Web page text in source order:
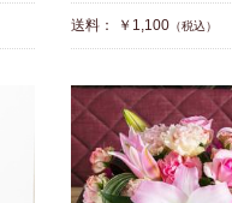
送料： ￥1,100 （税込）